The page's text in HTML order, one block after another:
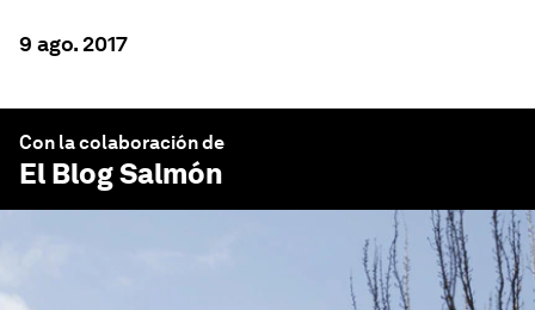
9 ago. 2017
Con la colaboración de
El Blog Salmón